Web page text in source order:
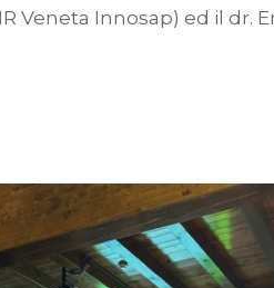
Veneta Innosap) ed il dr.